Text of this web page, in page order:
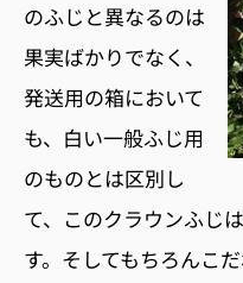
のふじと異なるのは
果実ばかりでなく、
発送用の箱において
も、白い一般ふじ用
のものとは区別し
て、このクラウンふじ
す。そしてもちろんこ